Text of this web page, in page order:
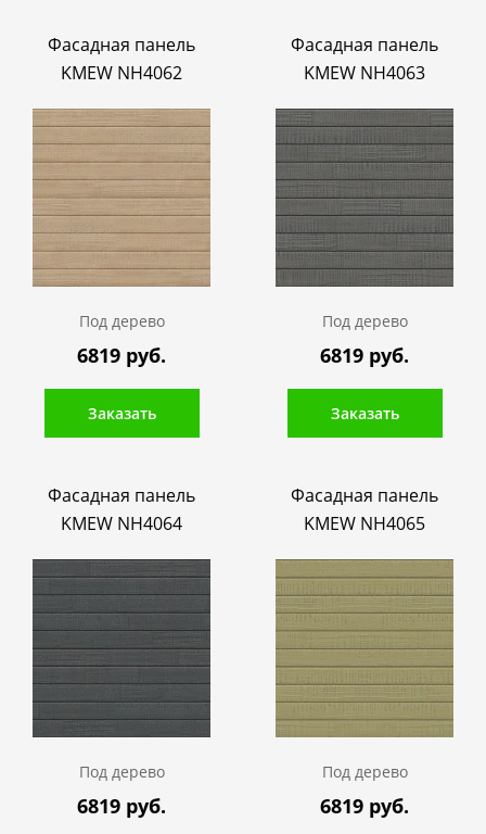
Фасадная панель
KMEW NH4062
Под дерево
6819 руб.
Заказать
Фасадная панель
KMEW NH4063
Под дерево
6819 руб.
Заказать
Фасадная панель
KMEW NH4064
Под дерево
6819 руб.
Фасадная панель
KMEW NH4065
Под дерево
6819 руб.